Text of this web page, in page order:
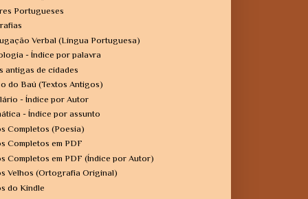
Portugueses
Verbal (Língua Portuguesa)
- Índice por palavra
antigas de cidades
do Baú (Textos Antigos)
- Índice por Autor
- Índice por assunto
Completos (Poesia)
Completos em PDF
Completos em PDF (Índice por Autor)
Velhos (Ortografia Original)
do Kindle